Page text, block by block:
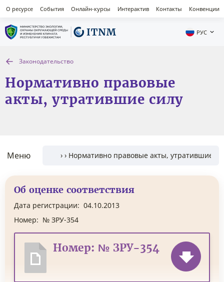
О ресурсе События Онлайн-курсы Интерактив Контакты Конвенции
РУС
Законодательство
Нормативно правовые
акты, утратившие силу
Меню
Об оценке соответствия
Дата регистрации: 04.10.2013
Номер: № ЗРУ-354
Номер: № ЗРУ-354